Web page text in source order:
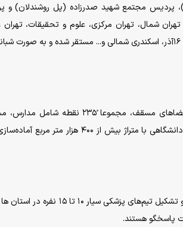
پردیس مجتمع شهید صدرزاده (پل روشندلان) و
شمال، تهران مرکزی، علوم و تحقیقات،
مجتمع فنی ولی‌عصر در نقاط مختلف پایتخت نظیر میدان امام حسین (ع)، خیابان ۱۶آذر، اسکندری شمالی و... مستقر شده و به
رئیس کمیته رسانه ستاد اظهار داشت: برای میزبانی از قریب به ۱۴۰ هزار نفر در فضاهای مسقف، مجموعا
خوابگاه‌ها، نمازخانه‌ها، کلاس‌های درس و سوله‌های ورزشی در ۱۵ استان و ۷۷ واحد دانشگاهی با متراژ بیش از
رئیس کمیته رسانه ستاد با بیان اینکه استقرار آمبولانس‌های ثابت و سیار در مسیرها و تشکیل تیم‌های